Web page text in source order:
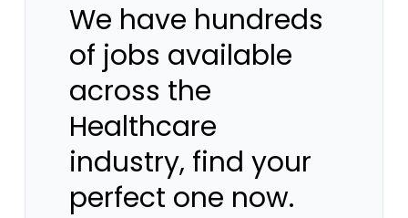
We have hundreds
of jobs available
across the
Healthcare
industry, find your
perfect one now.